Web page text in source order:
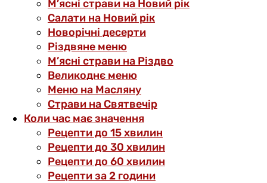
М’ясні страви на Новий рік
Салати на Новий рік
Новорічні десерти
Різдвяне меню
М’ясні страви на Різдво
Великоднє меню
Меню на Масляну
Страви на Святвечір
Коли час має значення
Рецепти до 15 хвилин
Рецепти до 30 хвилин
Рецепти до 60 хвилин
Рецепти за 2 години